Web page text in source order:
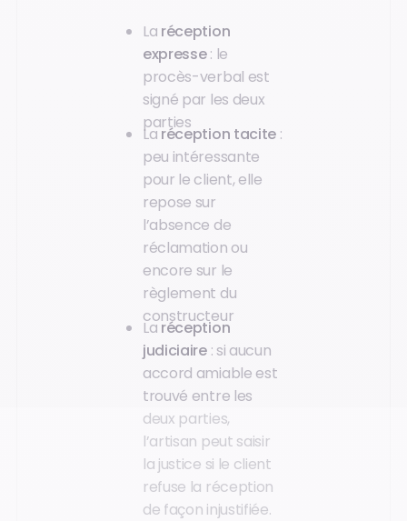
La réception
expresse: le
procès-verbal est
signé par les deux
parties
Laréception tacite:
peu intéressante
pour le client, elle
repose sur
l’absence de
réclamation ou
encore sur le
règlement du
constructeur
Laréception
judiciaire: si aucun
accord amiable est
trouvé entre les
deux parties,
l’artisan peut saisir
la justice si le client
refuse la réception
de façon injustifiée.